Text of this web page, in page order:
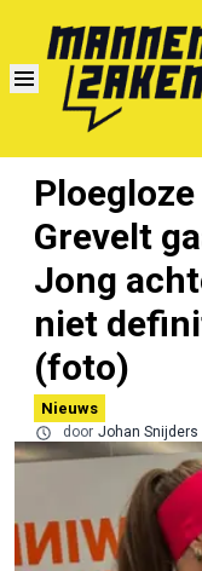
Grevelt
Jong
niet
(foto)
Nieuws
door Johan Snijders